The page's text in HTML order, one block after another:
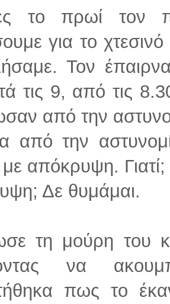
το πρωί τον
για το
Τον
τις 9, από τις
από την
από την
απόκρυψη. Γιατί;
Δε θυμάμαι.
τη μούρη του
να
πως το